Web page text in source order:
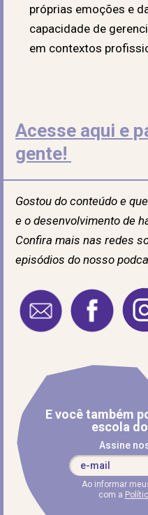
próprias emoções e
capacidade de
em contextos
Acesse aqui e
gente!
Gostou do conteúdo e
e o desenvolvimento de
Confira mais nas redes
episódios do nosso
E você também
escola
Assine
Ao informar
com a